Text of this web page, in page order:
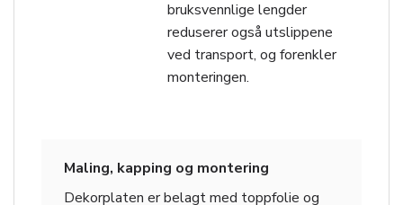
bruksvennlige lengder
reduserer også utslippene
ved transport, og forenkler
monteringen.
Maling, kapping og montering
Dekorplaten er belagt med toppfolie og